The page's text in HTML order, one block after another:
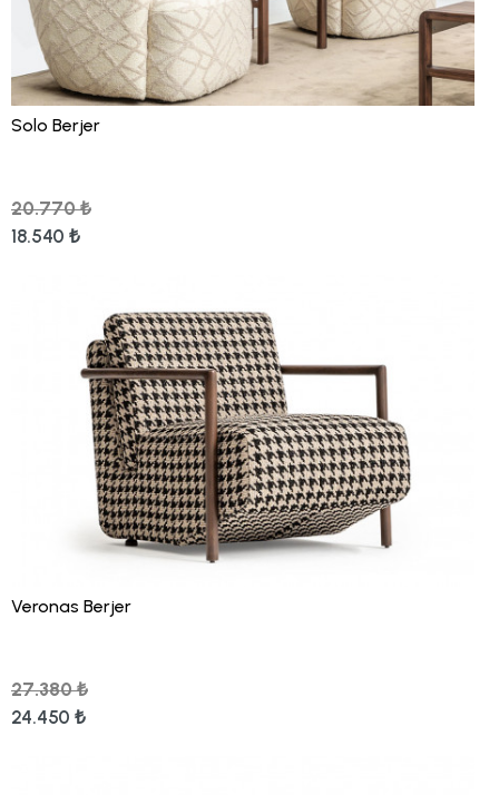
Solo Berjer
20.770 ₺
18.540 ₺
Veronas Berjer
27.380 ₺
24.450 ₺